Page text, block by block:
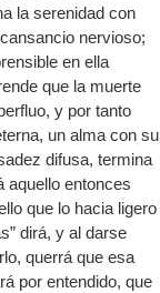
la serenidad con
nervioso;
en ella
que la muerte
y por tanto
un alma con su
difusa, termina
aquello entonces
que lo hacia ligero
dirá, y al darse
querrá que esa
por entendido, que